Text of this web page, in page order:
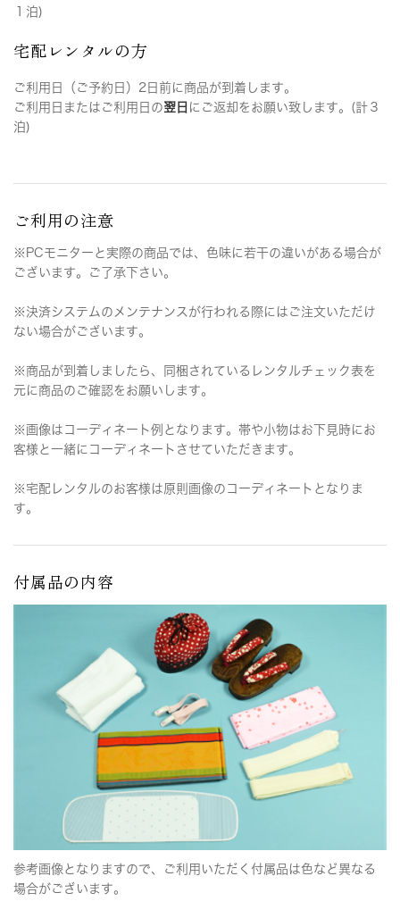
１泊)
宅配レンタルの方
ご利用日（ご予約日）2日前に商品が到着します。
ご利用日またはご利用日の翌日 にご返却をお願い致します。(計３
泊)
ご利用の注意
※PCモニターと実際の商品では、色味に若干の違いがある場合が
ございます。ご了承下さい。
※決済システムのメンテナンスが行われる際にはご注文いただけ
ない場合がございます。
※商品が到着しましたら、同梱されているレンタルチェック表を
元に商品のご確認をお願いします。
※画像はコーディネート例となります。帯や小物はお下見時にお
客様と一緒にコーディネートさせていただきます。
※宅配レンタルのお客様は原則画像のコーディネートとなりま
す。
付属品の内容
参考画像となりますので、ご利用いただく付属品は色など異なる
場合がございます。